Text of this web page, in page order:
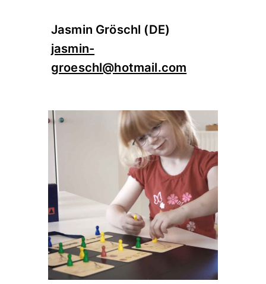
Jasmin Gröschl (DE)
jasmin-
groeschl@hotmail.com